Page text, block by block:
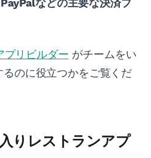
などの主要な決済プ
プリビルダー がチームをい
のに役立つかをご覧くだ
りレストランアプ